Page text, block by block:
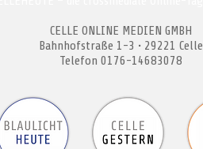
CELLE ONLINE MEDIEN GMBH
Bahnhofstraße 1-3 • 29221 Celle
Telefon 0176-14683078